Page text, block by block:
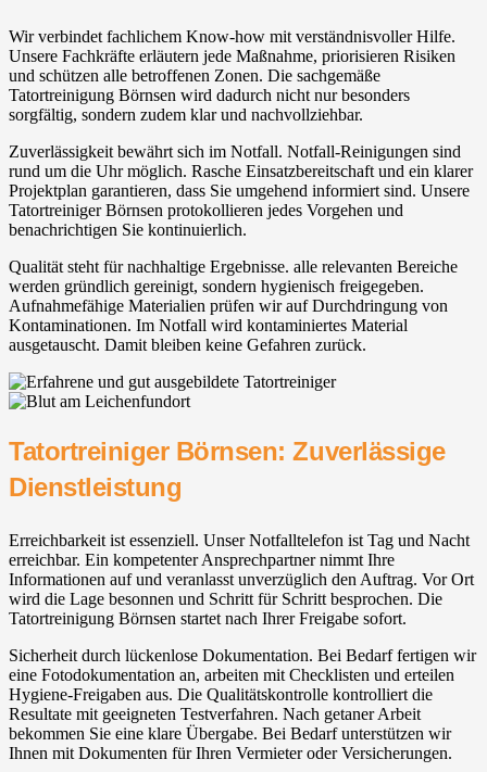
Wir verbindet fachlichem Know-how mit verständnisvoller Hilfe.
Unsere Fachkräfte erläutern jede Maßnahme, priorisieren Risiken
und schützen alle betroffenen Zonen. Die sachgemäße
Tatortreinigung Börnsen wird dadurch nicht nur besonders
sorgfältig, sondern zudem klar und nachvollziehbar.
Zuverlässigkeit bewährt sich im Notfall. Notfall-Reinigungen sind
rund um die Uhr möglich. Rasche Einsatzbereitschaft und ein klarer
Projektplan garantieren, dass Sie umgehend informiert sind. Unsere
Tatortreiniger Börnsen protokollieren jedes Vorgehen und
benachrichtigen Sie kontinuierlich.
Qualität steht für nachhaltige Ergebnisse. alle relevanten Bereiche
werden gründlich gereinigt, sondern hygienisch freigegeben.
Aufnahmefähige Materialien prüfen wir auf Durchdringung von
Kontaminationen. Im Notfall wird kontaminiertes Material
ausgetauscht. Damit bleiben keine Gefahren zurück.
Tatortreiniger Börnsen: Zuverlässige
Dienstleistung
Erreichbarkeit ist essenziell. Unser Notfalltelefon ist Tag und Nacht
erreichbar. Ein kompetenter Ansprechpartner nimmt Ihre
Informationen auf und veranlasst unverzüglich den Auftrag. Vor Ort
wird die Lage besonnen und Schritt für Schritt besprochen. Die
Tatortreinigung Börnsen startet nach Ihrer Freigabe sofort.
Sicherheit durch lückenlose Dokumentation. Bei Bedarf fertigen wir
eine Fotodokumentation an, arbeiten mit Checklisten und erteilen
Hygiene-Freigaben aus. Die Qualitätskontrolle kontrolliert die
Resultate mit geeigneten Testverfahren. Nach getaner Arbeit
bekommen Sie eine klare Übergabe. Bei Bedarf unterstützen wir
Ihnen mit Dokumenten für Ihren Vermieter oder Versicherungen.